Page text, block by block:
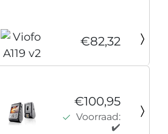
€82,32
€100,95
Voorraad:
✔️